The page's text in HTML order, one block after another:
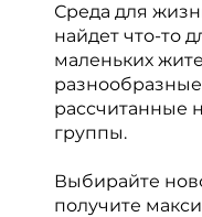
Среда для
найдет что-то
маленьких
рассчитанные
группы.
Выбирайте
получите